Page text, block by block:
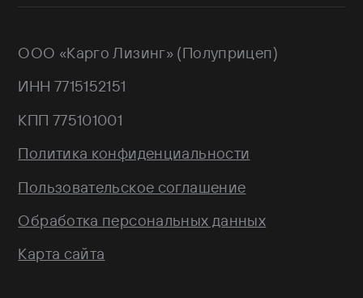
Wielton
Валдай
НЕФАЗ
РИАТ
171 GPS: 55.443540, 37.293077
ООО «Карго Лизинг» (Полуприцеп)
ИНН 7715152151
КПП 775101001
Политика конфиденциальности
Пользовательское соглашение
Обработка персональных данных
Карта сайта